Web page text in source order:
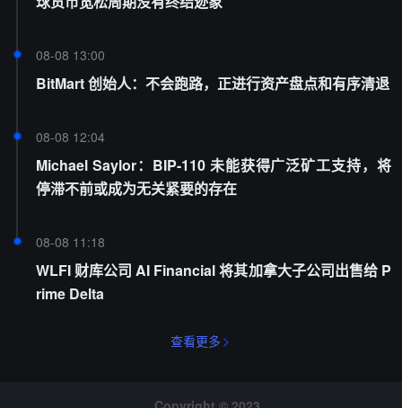
08-08 13:00
BitMart 创始人：不会跑路，正进行资产盘点和有序清退
08-08 12:04
Michael Saylor：BIP-110 未能获得广泛矿工支持，将
停滞不前或成为无关紧要的存在
08-08 11:18
WLFI 财库公司 AI Financial 将其加拿大子公司出售给 P
rime Delta
查看更多